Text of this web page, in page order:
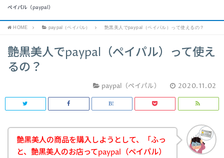
ペイパル（paypal）
HOME paypal（ペイパル） 艶黒美人でpaypal（ペイパル）って使えるの？
艶黒美人でpaypal（ペイパル）って使え
るの？
paypal（ペイパル） 2020.11.02
艶黒美人の商品を購入しようとして、「ふっ
と、艶黒美人のお店ってpaypal（ペイパル）